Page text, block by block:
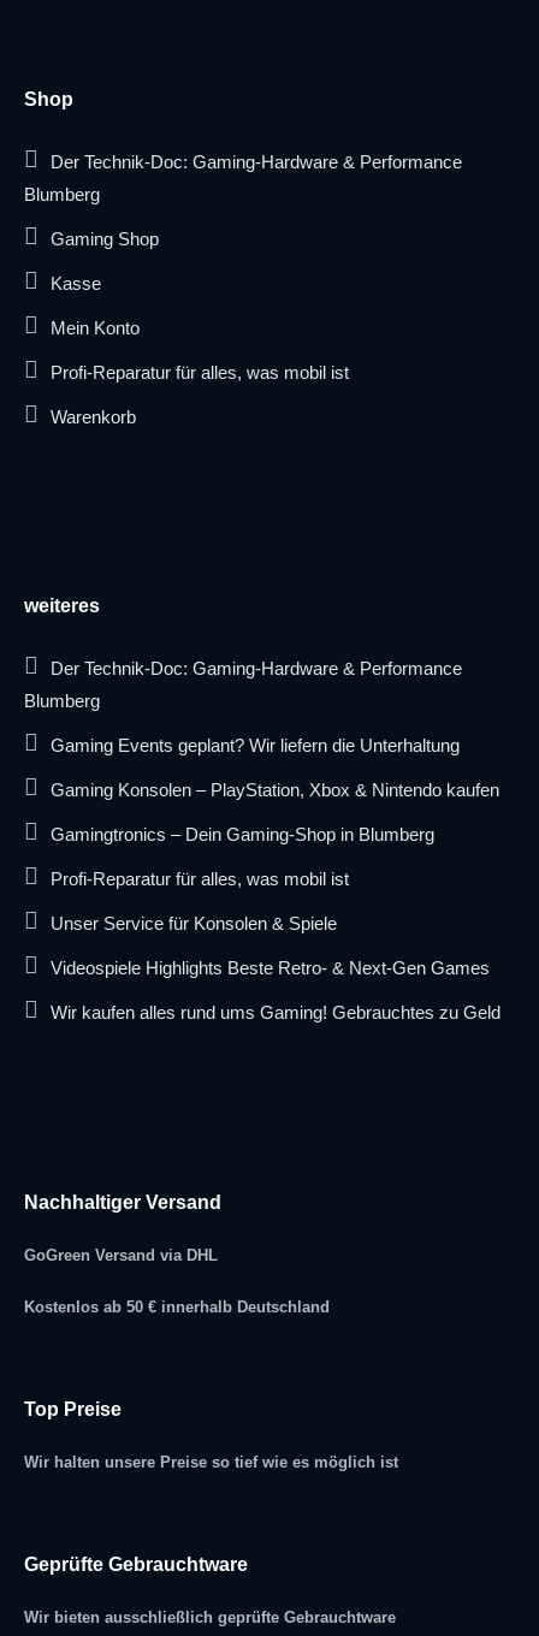
Shop
Der Technik-Doc: Gaming-Hardware & Performance
Blumberg
Gaming Shop
Kasse
Mein Konto
Profi-Reparatur für alles, was mobil ist
Warenkorb
weiteres
Der Technik-Doc: Gaming-Hardware & Performance
Blumberg
Gaming Events geplant? Wir liefern die Unterhaltung
Gaming Konsolen – PlayStation, Xbox & Nintendo kaufen
Gamingtronics – Dein Gaming-Shop in Blumberg
Profi-Reparatur für alles, was mobil ist
Unser Service für Konsolen & Spiele
Videospiele Highlights Beste Retro- & Next-Gen Games
Wir kaufen alles rund ums Gaming! Gebrauchtes zu Geld
Nachhaltiger Versand
GoGreen Versand via DHL
Kostenlos ab 50 € innerhalb Deutschland
Top Preise
Wir halten unsere Preise so tief wie es möglich ist
Geprüfte Gebrauchtware
Wir bieten ausschließlich geprüfte Gebrauchtware